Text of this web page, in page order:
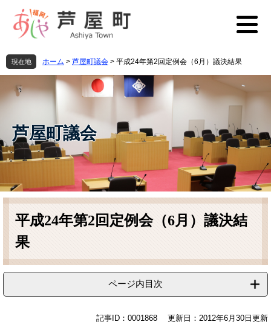
先
頭
す
を
飛
し
へ
現在地 ホーム > 芦屋町議会 > 平成24年第2回定例会（6月）議決結果
芦屋町議会
本
平成24年第2回定例会（6月）議決結
果
ページ内目次
記事ID：0001868 更新日：2012年6月30日更新